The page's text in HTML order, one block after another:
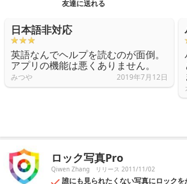
友達に送れる
日本語非対応
英語なんでヘルプを読むのが面倒。
アプリの機能は悪くありません。
みつや 2019年7月12日
ロック写真Pro
Qiwen Zhang リリース 2011/11/02
誰にも見られたくない写真にロックを